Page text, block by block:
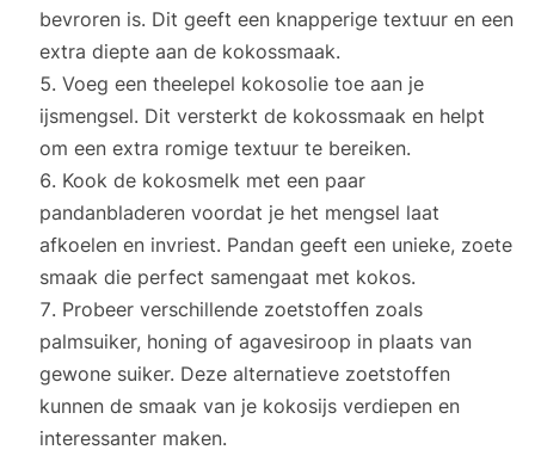
bevroren is. Dit geeft een knapperige textuur en een
extra diepte aan de kokossmaak.
Voeg een theelepel kokosolie toe aan je
ijsmengsel. Dit versterkt de kokossmaak en helpt
om een extra romige textuur te bereiken.
Kook de kokosmelk met een paar
pandanbladeren voordat je het mengsel laat
afkoelen en invriest. Pandan geeft een unieke, zoete
smaak die perfect samengaat met kokos.
Probeer verschillende zoetstoffen zoals
palmsuiker, honing of agavesiroop in plaats van
gewone suiker. Deze alternatieve zoetstoffen
kunnen de smaak van je kokosijs verdiepen en
interessanter maken.